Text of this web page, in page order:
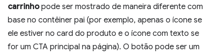
carrinhopode ser mostrado de maneira diferente com
base no contêiner pai (por exemplo, apenas o ícone se
ele estiver no card do produto e o ícone com texto se
for um CTA principal na página). O botão pode ser um